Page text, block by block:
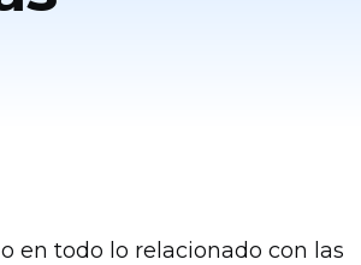
en todo lo relacionado con las